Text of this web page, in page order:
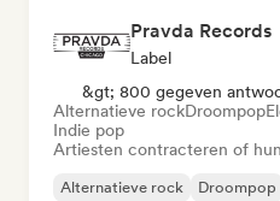
Pravda Records
Label
&gt; 800 gegeven
Alternatieve rockDroompop
Indie pop
Artiesten contracteren of
Alternatieve rock Droompop